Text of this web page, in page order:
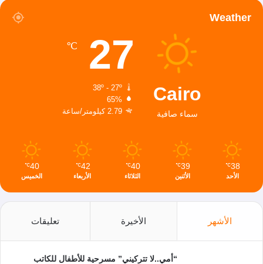
Weather
Cairo
سماء صافية
27
℃
38º - 27º
65%
2.79 كيلومتر/ساعة
38
℃
الأحد
39
℃
الأثنين
40
℃
الثلاثاء
42
℃
الأربعاء
40
℃
الخميس
الأشهر الأخيرة تعليقات
“أمي..لا تتركيني” مسرحية للأطفال للكاتب